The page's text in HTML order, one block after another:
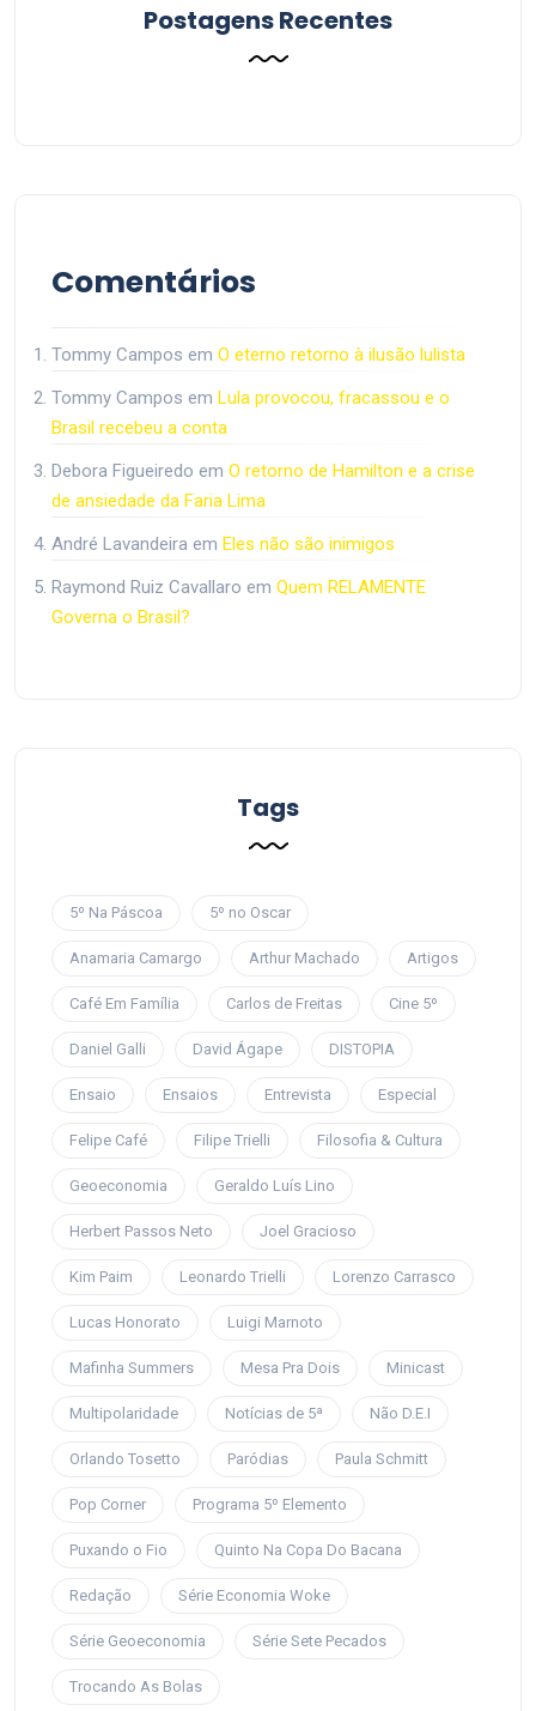
Postagens Recentes
Comentários
Tommy Campos em O eterno retorno à ilusão lulista
Tommy Campos em Lula provocou, fracassou e o
Brasil recebeu a conta
Debora Figueiredo em O retorno de Hamilton e a crise
de ansiedade da Faria Lima
André Lavandeira em Eles não são inimigos
Raymond Ruiz Cavallaro em Quem RELAMENTE
Governa o Brasil?
Tags
5º Na Páscoa 5º no Oscar
Anamaria Camargo Arthur Machado Artigos
Café Em Família Carlos de Freitas Cine 5º
Daniel Galli David Ágape DISTOPIA
Ensaio Ensaios Entrevista Especial
Felipe Café Filipe Trielli Filosofia & Cultura
Geoeconomia Geraldo Luís Lino
Herbert Passos Neto Joel Gracioso
Kim Paim Leonardo Trielli Lorenzo Carrasco
Lucas Honorato Luigi Marnoto
Mafinha Summers Mesa Pra Dois Minicast
Multipolaridade Notícias de 5ª Não D.E.I
Orlando Tosetto Paródias Paula Schmitt
Pop Corner Programa 5º Elemento
Puxando o Fio Quinto Na Copa Do Bacana
Redação Série Economia Woke
Série Geoeconomia Série Sete Pecados
Trocando As Bolas